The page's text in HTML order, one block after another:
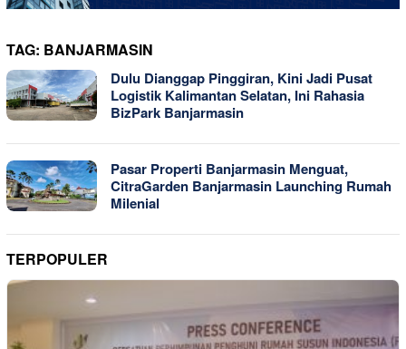
TAG: BANJARMASIN
Dulu Dianggap Pinggiran, Kini Jadi Pusat
Logistik Kalimantan Selatan, Ini Rahasia
BizPark Banjarmasin
Pasar Properti Banjarmasin Menguat,
CitraGarden Banjarmasin Launching Rumah
Milenial
TERPOPULER